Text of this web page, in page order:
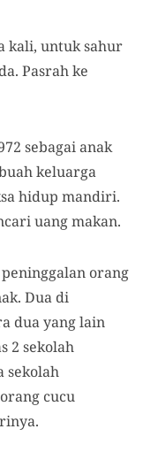
kali, untuk sahur
Pasrah ke
sebagai anak
keluarga
hidup mandiri.
uang makan.
orang
Dua di
dua yang lain
2 sekolah
sekolah
cucu